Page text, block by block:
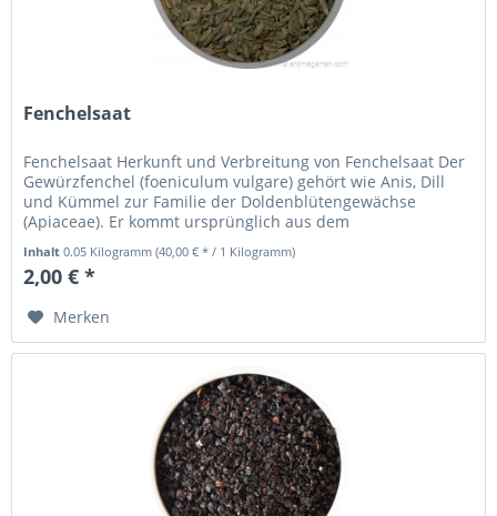
Fenchelsaat
Fenchelsaat Herkunft und Verbreitung von Fenchelsaat Der
Gewürzfenchel (foeniculum vulgare) gehört wie Anis, Dill
und Kümmel zur Familie der Doldenblütengewächse
(Apiaceae). Er kommt ursprünglich aus dem
Inhalt0.05 Kilogramm(40,00 € * / 1 Kilogramm)
2,00 € *
Merken